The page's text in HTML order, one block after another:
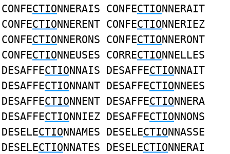
CONFECTIONNERAIS CONFECTIONNERAIT
CONFECTIONNERENT CONFECTIONNERIEZ
CONFECTIONNERONS CONFECTIONNERONT
CONFECTIONNEUSES CORRECTIONNELLES
DESAFFECTIONNAIS DESAFFECTIONNAIT
DESAFFECTIONNANT DESAFFECTIONNEES
DESAFFECTIONNENT DESAFFECTIONNERA
DESAFFECTIONNIEZ DESAFFECTIONNONS
DESELECTIONNAMES DESELECTIONNASSE
DESELECTIONNATES DESELECTIONNERAI